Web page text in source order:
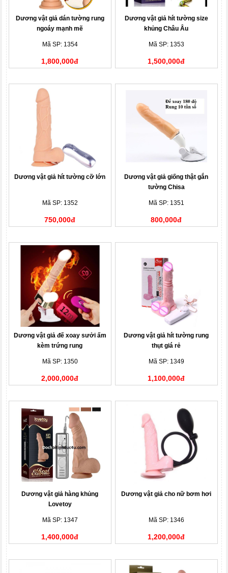
Dương vật giả dán tường rung
ngoáy mạnh mẽ
Mã SP: 1354
1,800,000đ
Dương vật giả hít tường size
khủng Châu Âu
Mã SP: 1353
1,500,000đ
Dương vật giả hít tường cỡ lớn
Mã SP: 1352
750,000đ
Dương vật giả giống thật gắn
tường Chisa
Mã SP: 1351
800,000đ
Dương vật giả đế xoay sưởi ấm
kèm trứng rung
Mã SP: 1350
2,000,000đ
Dương vật giả hít tường rung
thụt giá rẻ
Mã SP: 1349
1,100,000đ
Dương vật giả hàng khủng
Lovetoy
Mã SP: 1347
1,400,000đ
Dương vật giả cho nữ bơm hơi
Mã SP: 1346
1,200,000đ